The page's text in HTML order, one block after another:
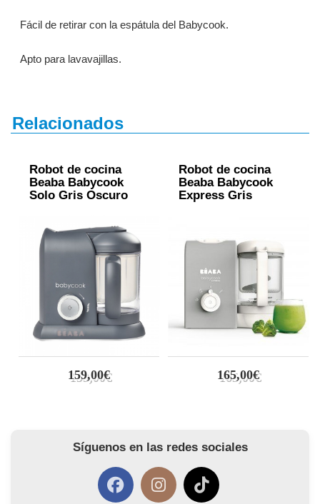
Fácil de retirar con la espátula del Babycook.
Apto para lavavajillas.
Relacionados
Robot de cocina
Beaba Babycook
Solo Gris Oscuro
159,00€
Robot de cocina
Beaba Babycook
Express Gris
165,00€
Síguenos en las redes sociales